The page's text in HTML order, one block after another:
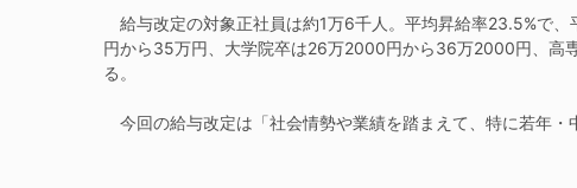
給与改定の対象正社員は約1万6千人。平均昇給率23.5%で
円から35万円、大学院卒は26万2000円から36万2000円、
る。
今回の給与改定は「社会情勢や業績を踏まえて、特に若年・